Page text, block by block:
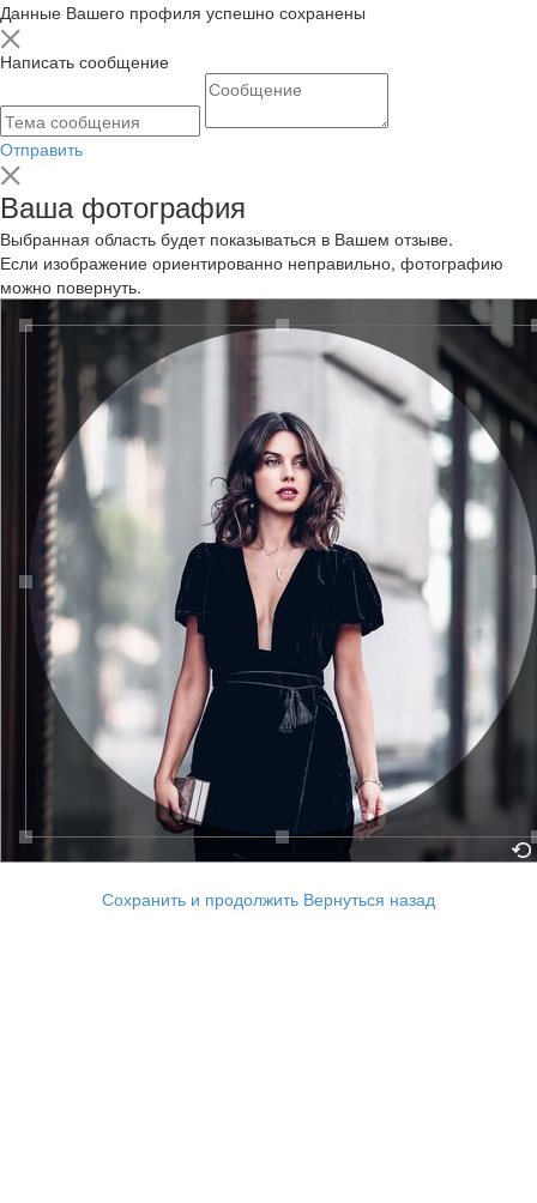
Данные Вашего профиля успешно сохранены
Написать сообщение
Отправить
Ваша фотография
Выбранная область будет показываться в Вашем отзыве.
Если изображение ориентированно неправильно, фотографию
можно повернуть.
Сохранить и продолжить Вернуться назад